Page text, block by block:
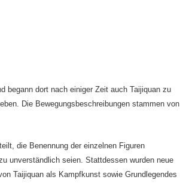
begann dort nach einiger Zeit auch Taijiquan zu
Die Bewegungsbeschreibungen stammen von
die Benennung der einzelnen Figuren
unverständlich seien. Stattdessen wurden neue
Taijiquan als Kampfkunst sowie Grundlegendes